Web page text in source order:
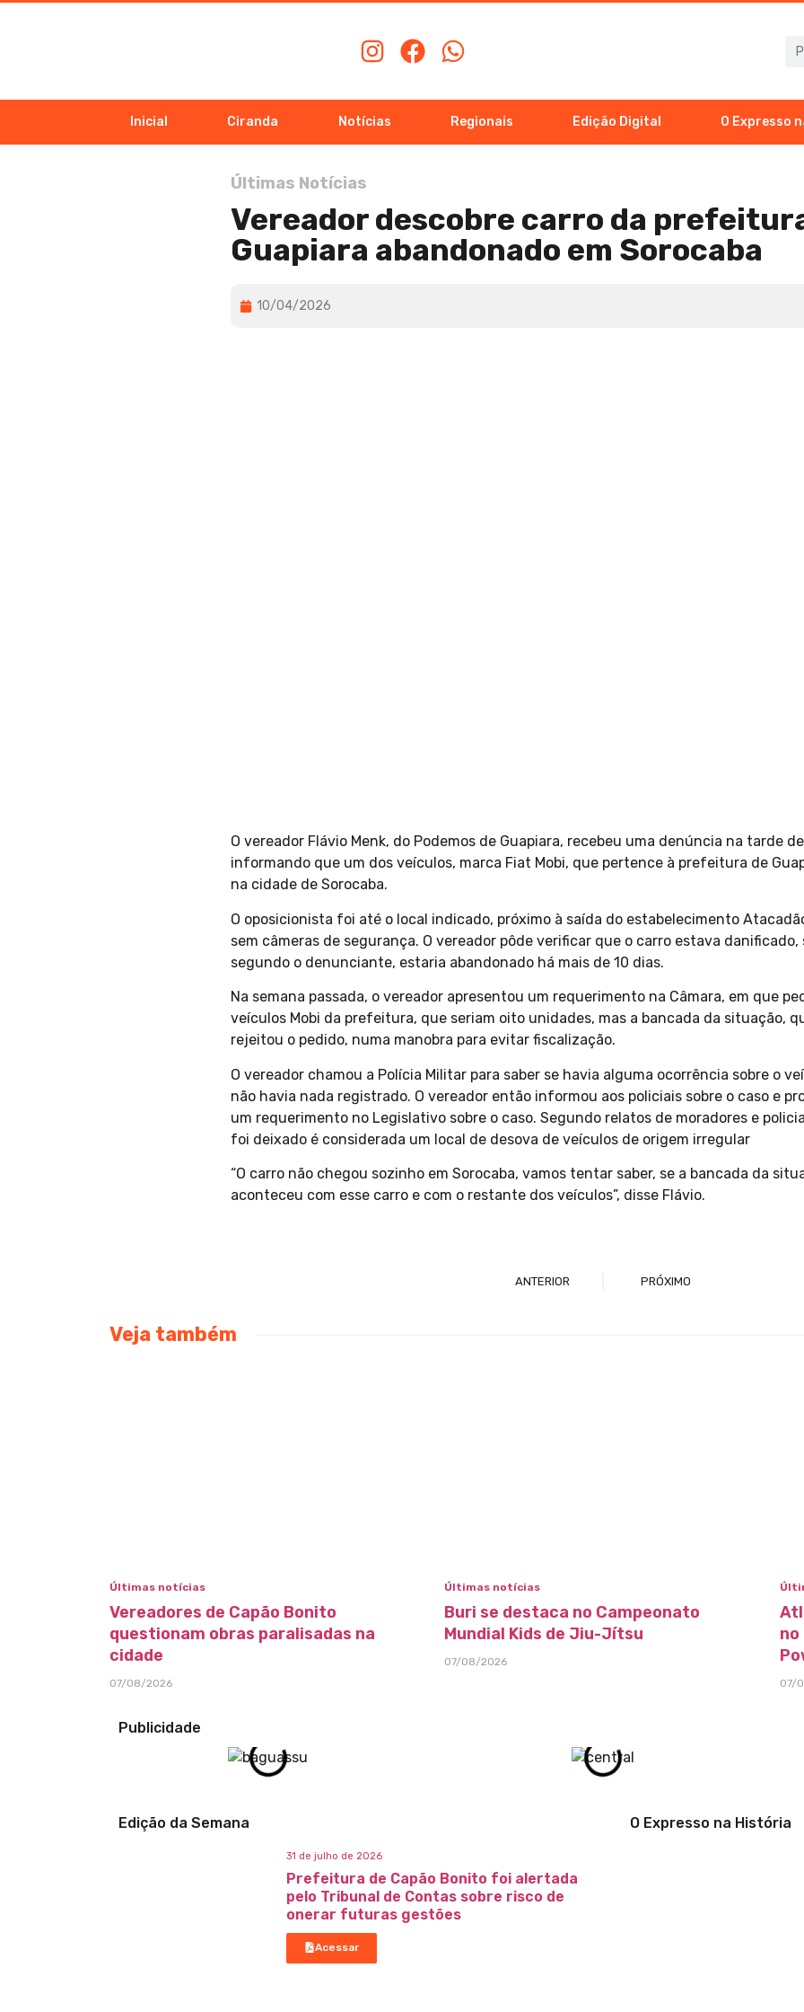
Inicial Ciranda Notícias Regionais Edição Digital O Expresso
Últimas Notícias
Vereador descobre carro da
Guapiara abandonado em Sorocaba
10/04/2026
O vereador Flávio Menk, do Podemos de Guapiara, recebeu uma denúncia na tarde
informando que um dos veículos, marca Fiat Mobi, que pertence à prefeitura de
na cidade de Sorocaba.
O oposicionista foi até o local indicado, próximo à saída do estabelecimento
sem câmeras de segurança. O vereador pôde verificar que o carro estava danificado,
segundo o denunciante, estaria abandonado há mais de 10 dias.
Na semana passada, o vereador apresentou um requerimento na Câmara, em que
veículos Mobi da prefeitura, que seriam oito unidades, mas a bancada da situação,
rejeitou o pedido, numa manobra para evitar fiscalização.
O vereador chamou a Polícia Militar para saber se havia alguma ocorrência sobre o
não havia nada registrado. O vereador então informou aos policiais sobre o caso e
um requerimento no Legislativo sobre o caso. Segundo relatos de moradores e
foi deixado é considerada um local de desova de veículos de origem irregular
“O carro não chegou sozinho em Sorocaba, vamos tentar saber, se a bancada da
aconteceu com esse carro e com o restante dos veículos”, disse Flávio.
ANTERIOR PRÓXIMO
Veja também
Últimas notícias
Vereadores de Capão Bonito
questionam obras paralisadas na
cidade
07/08/2026
Últimas notícias
Buri se destaca no Campeonato
Mundial Kids de Jiu-Jítsu
07/08/2026
no
07/
Publicidade
Edição da Semana
31 de julho de 2026
Prefeitura de Capão Bonito foi alertada
pelo Tribunal de Contas sobre risco de
onerar futuras gestões
Acessar
O Expresso na História